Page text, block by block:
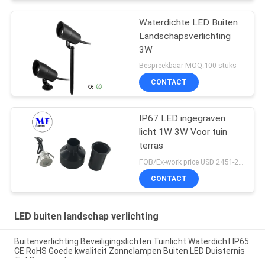
Tuinenzwembaden
Waterdichte LED Buiten
Landschapsverlichting
3W
Bespreekbaar MOQ:100 stuks
CONTACT
IP67 LED ingegraven
licht 1W 3W Voor tuin
terras
FOB/Ex-work price USD 2451-2510 MOQ:MOQ1
CONTACT
LED buiten landschap verlichting
Buitenverlichting Beveiligingslichten Tuinlicht Waterdicht IP65
CE RoHS Goede kwaliteit Zonnelampen Buiten LED Duisternis